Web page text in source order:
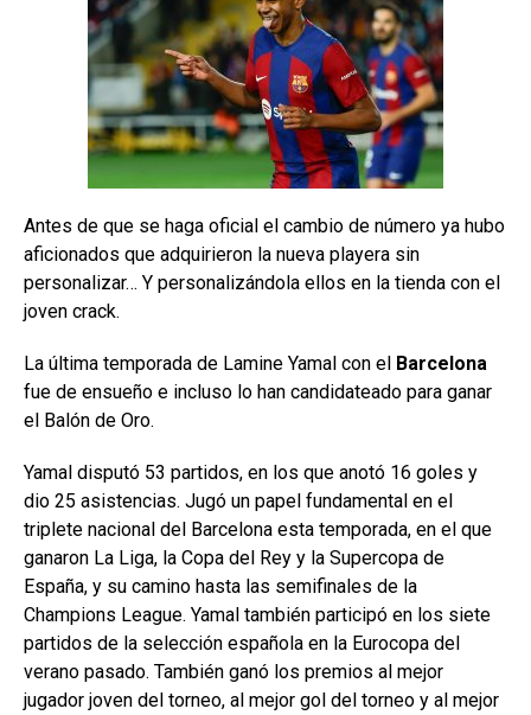
Antes de que se haga oficial el cambio de número ya hubo
aficionados que adquirieron la nueva playera sin
personalizar… Y personalizándola ellos en la tienda con el
joven crack.
La última temporada de Lamine Yamal con el Barcelona
fue de ensueño e incluso lo han candidateado para ganar
el Balón de Oro.
Yamal disputó 53 partidos, en los que anotó 16 goles y
dio 25 asistencias. Jugó un papel fundamental en el
triplete nacional del Barcelona esta temporada, en el que
ganaron La Liga, la Copa del Rey y la Supercopa de
España, y su camino hasta las semifinales de la
Champions League. Yamal también participó en los siete
partidos de la selección española en la Eurocopa del
verano pasado. También ganó los premios al mejor
jugador joven del torneo, al mejor gol del torneo y al mejor